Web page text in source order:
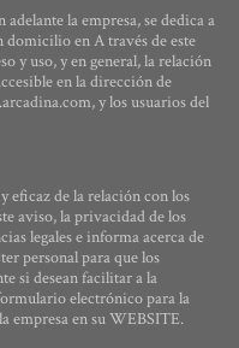
la empresa, se dedica a
en A través de este
y uso, y en general, la relación
en la dirección de
y los usuarios del
eficaz de la relación con los
aviso, la privacidad de los
legales e informa acerca de
personal para que los
si desean facilitar a la
electrónico para la
empresa en su WEBSITE.